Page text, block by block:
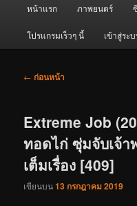
หน้าแรก ภาพยนตร์
โปรแกรมเร็วๆ นี้ เข้าสู่ระ
เมนู
← ก่อนหน้า
Extreme Job
ทอดไก่ ซุ่มจับเจ้า
เต็มเรื่อง [409]
เขียนบน13 กรกฎาคม 2019